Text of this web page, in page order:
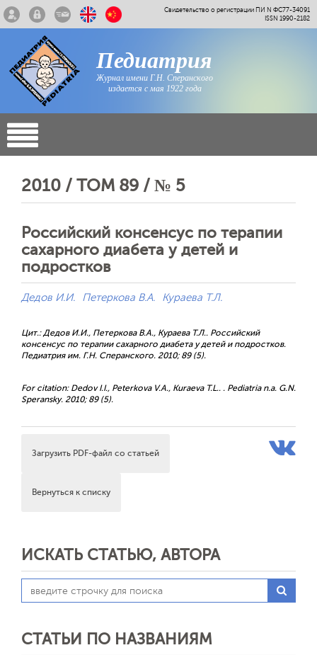
Свидетельство о регистрации ПИ N ФС77-34091
ISSN 1990-2182
Педиатрия
Журнал имени Г.Н. Сперанского
издается с мая 1922 года
2010 / ТОМ 89 / № 5
Российский консенсус по терапии
сахарного диабета у детей и
подростков
Дедов И.И. Петеркова В.А. Кураева Т.Л.
Цит.: Дедов И.И., Петеркова В.А., Кураева Т.Л.. Российский
консенсус по терапии сахарного диабета у детей и подростков.
Педиатрия им. Г.Н. Сперанского. 2010; 89 (5).
For citation: Dedov I.I., Peterkova V.A., Kuraeva T.L.. . Pediatria n.a. G.N.
Speransky. 2010; 89 (5).
Загрузить PDF-файл со статьей
Вернуться к списку
ИСКАТЬ СТАТЬЮ, АВТОРА
СТАТЬИ ПО НАЗВАНИЯМ